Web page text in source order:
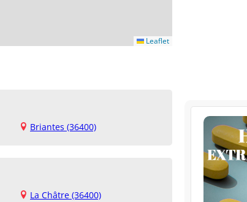
Leaflet
Briantes (36400)
La Châtre (36400)